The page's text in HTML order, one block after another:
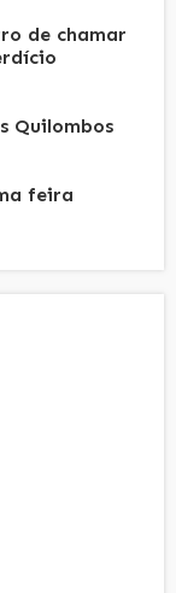
de chamar
Quilombos
feira